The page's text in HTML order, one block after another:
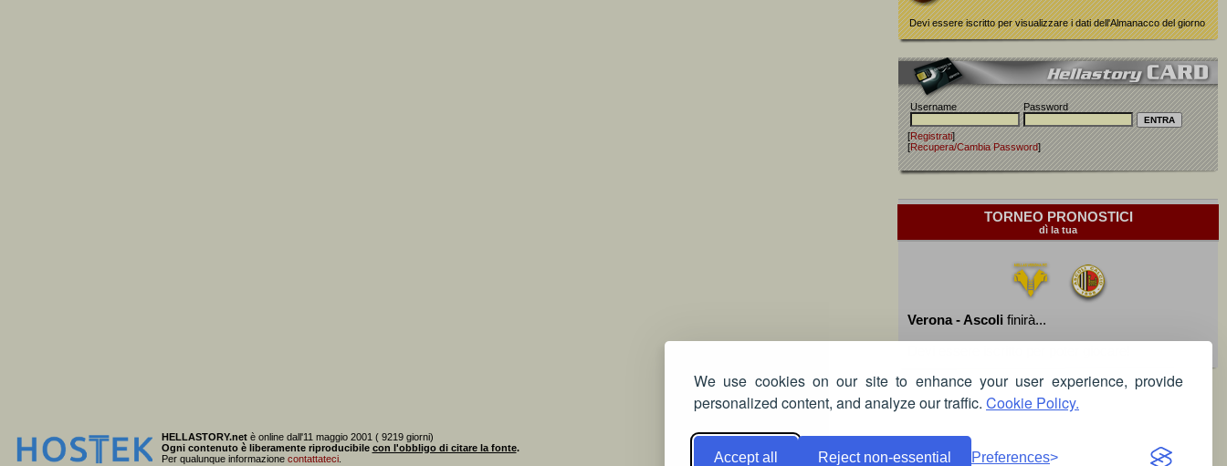
We use cookies on our site to enhance your user experience, provide
personalized content, and analyze our traffic. Cookie Policy.
Accept all Reject non-essential Preferences
Devi essere iscritto per visualizzare i dati dell'Almanacco del giorno
Username Password
[Registrati]
[Recupera/Cambia Password]
TORNEO PRONOSTICI
dì la tua
Verona - Ascoli finirà...
HELLASTORY.netè online dall'11 maggio 2001 ( 9219 giorni)
Ogni contenuto è liberamente riproducibile con l'obbligo di citare la fonte.
Per qualunque informazione contattateci.